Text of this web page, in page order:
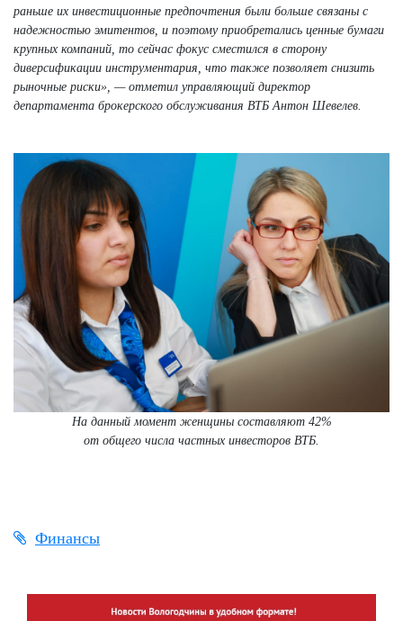
раньше их инвестиционные предпочтения были больше связаны с
надежностью эмитентов, и поэтому приобретались ценные бумаги
крупных компаний, то сейчас фокус сместился в сторону
диверсификации инструментария, что также позволяет снизить
рыночные риски», — отметил управляющий директор
департамента брокерского обслуживания ВТБ Антон Шевелев.
На данный момент женщины составляют 42%
от общего числа частных инвесторов ВТБ.
Финансы